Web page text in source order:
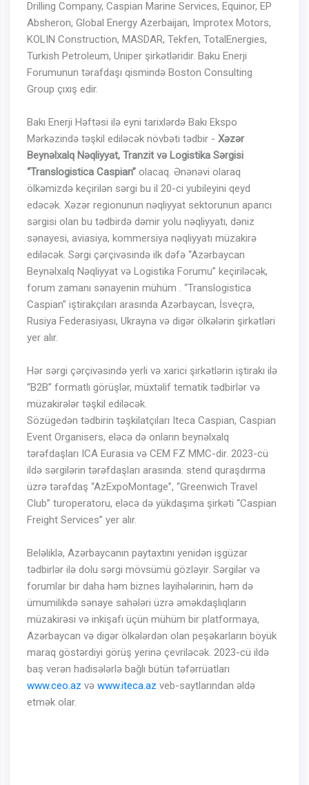
Drilling Company, Caspian Marine Services, Equinor, EP
Absheron, Global Energy Azerbaijan, Improtex Motors,
KOLIN Construction, MASDAR, Tekfen, TotalEnergies,
Turkish Petroleum, Uniper şirkətləridir. Baku Enerji
Forumunun tərafdaşı qismində Boston Consulting
Group çıxış edir.
Bakı Enerji Həftəsi ilə eyni tarixlərdə Bakı Ekspo
Mərkəzində təşkil ediləcək növbəti tədbir - Xəzər
Beynəlxalq Nəqliyyat, Tranzit və Logistika Sərgisi
“Translogistica Caspian” olacaq. Ənənəvi olaraq
ölkəmizdə keçirilən sərgi bu il 20-ci yubileyini qeyd
edəcək. Xəzər regionunun nəqliyyat sektorunun aparıcı
sərgisi olan bu tədbirdə dəmir yolu nəqliyyatı, dəniz
sənayesi, aviasiya, kommersiya nəqliyyatı müzakirə
ediləcək. Sərgi çərçivəsində ilk dəfə “Azərbaycan
Beynəlxalq Nəqliyyat və Logistika Forumu” keçiriləcək,
forum zamanı sənayenin mühüm . “Translogistica
Caspian” iştirakçıları arasında Azərbaycan, İsveçrə,
Rusiya Federasiyası, Ukrayna və digər ölkələrin şirkətləri
yer alır.
Hər sərgi çərçivəsində yerli və xarici şirkətlərin iştirakı ilə
“B2B” formatlı görüşlər, müxtəlif tematik tədbirlər və
müzakirələr təşkil ediləcək.
Sözügedən tədbirin təşkilatçıları Iteca Caspian, Caspian
Event Organisers, eləcə də onların beynəlxalq
tərəfdaşları ICA Eurasia və CEM FZ MMC-dir. 2023-cü
ildə sərgilərin tərəfdaşları arasında: stend quraşdırma
üzrə tərəfdaş “AzExpoMontage”, “Greenwich Travel
Club” turoperatoru, eləcə də yükdaşıma şirkəti “Caspian
Freight Services” yer alır.
Beləliklə, Azərbaycanın paytaxtını yenidən işgüzar
tədbirlər ilə dolu sərgi mövsümü gözləyir. Sərgilər və
forumlar bir daha həm biznes layihələrinin, həm də
ümumilikdə sənaye sahələri üzrə əməkdaşlıqların
müzakirəsi və inkişafı üçün mühüm bir platformaya,
Azərbaycan və digər ölkələrdən olan peşəkarların böyük
maraq göstərdiyi görüş yerinə çevriləcək. 2023-cü ildə
baş verən hadisələrlə bağlı bütün təfərrüatları
www.ceo.az və www.iteca.az veb-saytlarından əldə
etmək olar.